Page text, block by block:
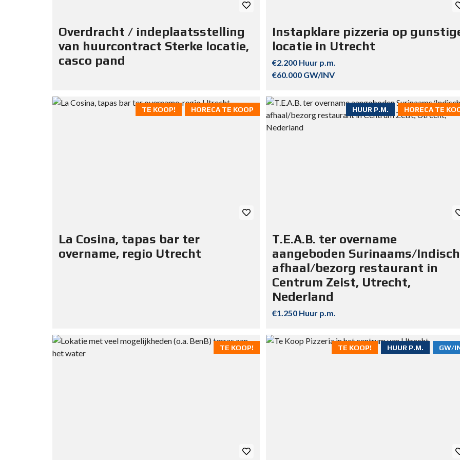
Overdracht / indeplaatsstelling
van huurcontract Sterke locatie,
casco pand
Instapklare pizzeria op
locatie in Utrecht
€2.200 Huur p.m.
€60.000 GW/INV
HORECA TE KOOP
TE KOOP!
La Cosina, tapas bar ter
overname, regio Utrecht
HORECA TE
HUUR P.M.
T.E.A.B. ter overname
aangeboden Surinaams/Indisch
afhaal/bezorg restaurant in
Centrum Zeist, Utrecht,
Nederland
€1.250 Huur p.m.
TE KOOP! GW/
HUUR P.M.
TE KOOP!